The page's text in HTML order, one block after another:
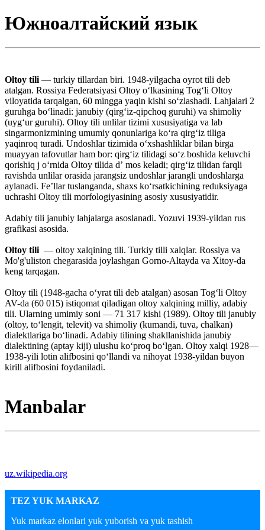
Южноалтайский язык
Oltoy tili — turkiy tillardan biri. 1948-yilgacha oyrot tili deb
atalgan. Rossiya Federatsiyasi Oltoy oʻlkasining Togʻli Oltoy
viloyatida tarqalgan, 60 mingga yaqin kishi soʻzlashadi. Lahjalari 2
guruhga boʻlinadi: janubiy (qirgʻiz-qipchoq guruhi) va shimoliy
(uygʻur guruhi). Oltoy tili unlilar tizimi xususiyatiga va lab
singarmonizmining umumiy qonunlariga koʻra qirgʻiz tiliga
yaqinroq turadi. Undoshlar tizimida oʻxshashliklar bilan birga
muayyan tafovutlar ham bor: qirgʻiz tilidagi soʻz boshida keluvchi
qorishiq j oʻrnida Oltoy tilida dʼ mos keladi; qirgʻiz tilidan farqli
ravishda unlilar orasida jarangsiz undoshlar jarangli undoshlarga
aylanadi. Feʼllar tuslanganda, shaxs koʻrsatkichining reduksiyaga
uchrashi Oltoy tili morfologiyasining asosiy xususiyatidir.
Adabiy tili janubiy lahjalarga asoslanadi. Yozuvi 1939-yildan rus
grafikasi asosida.
Oltoy tili — oltoy xalqining tili. Turkiy tilli xalqlar. Rossiya va
Mo'g'uliston chegarasida joylashgan Gorno-Altayda va Xitoy-da
keng tarqagan.
Oltoy tili (1948-gacha oʻyrat tili deb atalgan) asosan Togʻli Oltoy
AV-da (60 015) istiqomat qiladigan oltoy xalqining milliy, adabiy
tili. Ularning umimiy soni — 71 317 kishi (1989). Oltoy tili janubiy
(oltoy, toʻlengit, televit) va shimoliy (kumandi, tuva, chalkan)
dialektlariga boʻlinadi. Adabiy tilining shakllanishida janubiy
dialektining (aptay kiji) ulushu koʻproq boʻlgan. Oltoy xalqi 1928—
1938-yili lotin alifbosini qoʻllandi va nihoyat 1938-yildan buyon
kirill alifbosini foydaniladi.
Manbalar
uz.wikipedia.org
TEZ YUK MARKAZ
Yuk markaz elonlari yuk yuborish va yuk tashish